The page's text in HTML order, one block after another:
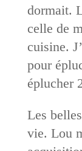
dormait.
celle de
cuisine.
pour
éplucher
Les
vie. Lou